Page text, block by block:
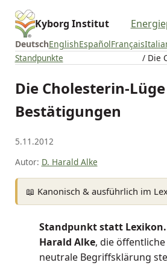
Kyborg Institut
DeutschEnglishEspañolFrançais
Standpunkte
/ Die
Die Cholesterin-
Bestätigungen
5.11.2012
Autor: D. Harald Alke
📖 Kanonisch & ausführlich im
Standpunkt statt Lexikon.
Harald Alke, die
neutrale Begriffsklärung